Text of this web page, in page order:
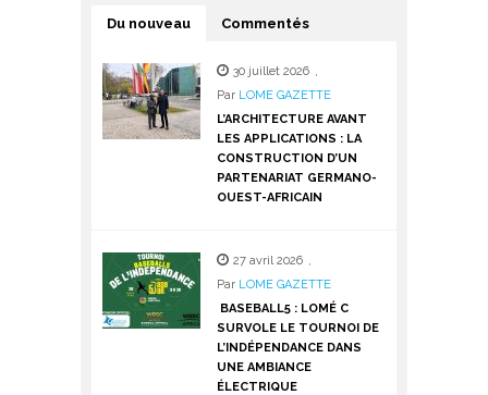
Du nouveau Commentés
30 juillet 2026 ,
Par LOME GAZETTE
L’ARCHITECTURE AVANT
LES APPLICATIONS : LA
CONSTRUCTION D’UN
PARTENARIAT GERMANO-
OUEST-AFRICAIN
27 avril 2026 ,
Par LOME GAZETTE
BASEBALL5 : LOMÉ C
SURVOLE LE TOURNOI DE
L’INDÉPENDANCE DANS
UNE AMBIANCE
ÉLECTRIQUE